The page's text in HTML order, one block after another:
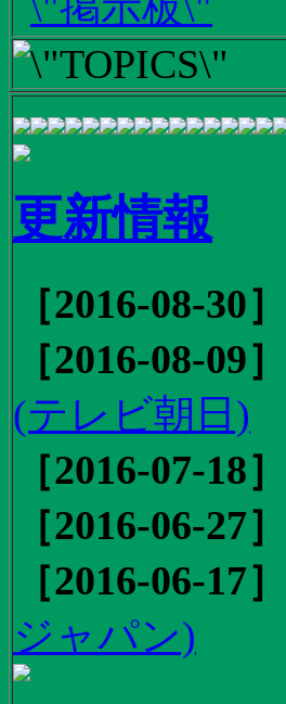
更新情報
［2016-08-30］
［2016-08-09］
(テレビ朝日)
［2016-07-18］
［2016-06-27］
［2016-06-17］
ジャパン)